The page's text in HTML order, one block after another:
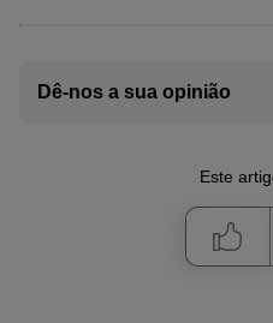
Dê-nos a sua opinião
Este